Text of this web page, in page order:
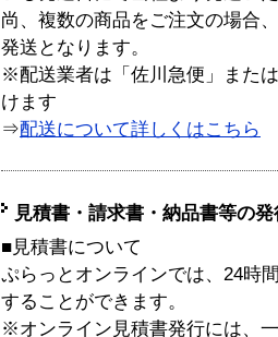
尚、複数の商品をご注文の場合
発送となります。
※配送業者は「佐川急便」また
けます
⇒配送について詳しくはこちら
見積書・請求書・納品書等の
■見積書について
ぷらっとオンラインでは、24時
することができます。
※オンライン見積書発行には、